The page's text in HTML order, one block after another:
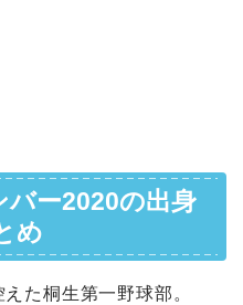
バー2020の出身
め
た桐生第一野球部。